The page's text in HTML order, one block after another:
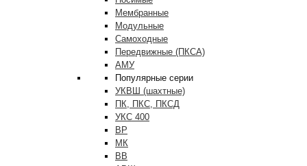
Мембранные
Модульные
Самоходные
Передвижные (ПКСА)
АМУ
Популярные серии
УКВШ (шахтные)
ПК, ПКС, ПКСД
УКС 400
ВР
МК
ВВ